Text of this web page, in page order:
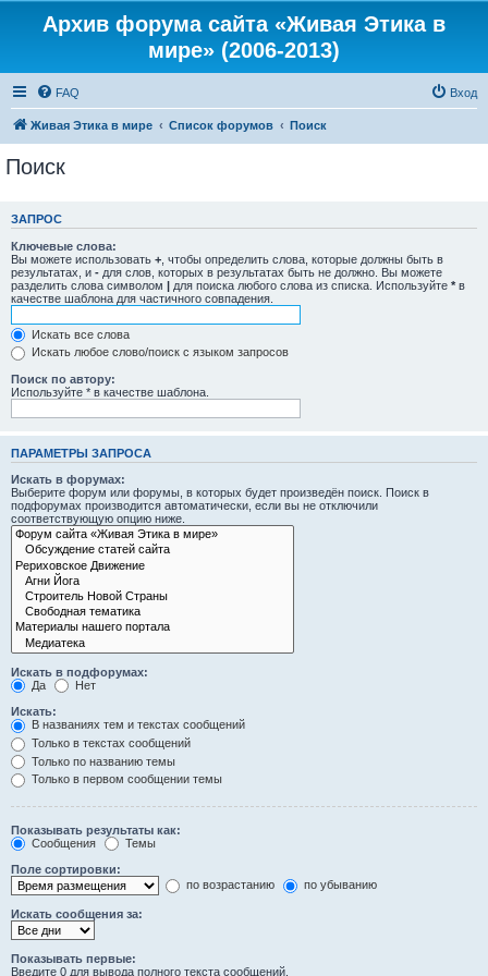
Архив форума сайта «Живая Этика в
мире» (2006-2013)
FAQ Вход
Живая Этика в мире Список форумов Поиск
Поиск
ЗАПРОС
Ключевые слова:
Вы можете использовать + , чтобы определить слова, которые должны быть в
результатах, и - для слов, которых в результатах быть не должно. Вы можете
разделить слова символом | для поиска любого слова из списка. Используйте * в
качестве шаблона для частичного совпадения.
Искать все слова
Искать любое слово/поиск с языком запросов
Поиск по автору:
Используйте * в качестве шаблона.
ПАРАМЕТРЫ ЗАПРОСА
Искать в форумах:
Выберите форум или форумы, в которых будет произведён поиск. Поиск в
подфорумах производится автоматически, если вы не отключили
соответствующую опцию ниже.
Искать в подфорумах:
Да
Нет
Искать:
В названиях тем и текстах сообщений
Только в текстах сообщений
Только по названию темы
Только в первом сообщении темы
Показывать результаты как:
Сообщения
Темы
Поле сортировки:
по возрастанию
по убыванию
Искать сообщения за:
Показывать первые:
Введите 0 для вывода полного текста сообщений.